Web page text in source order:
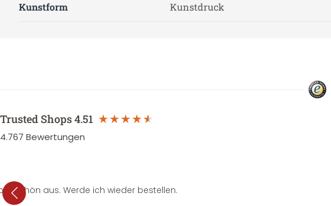
Kunstform Kunstdruck
Trusted Shops4.51
4.767 Bewertungen
schön aus. Werde ich wieder bestellen.